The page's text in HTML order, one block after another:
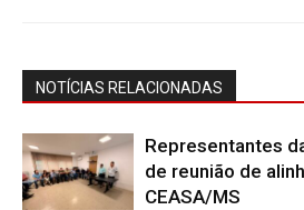
NOTÍCIAS RELACIONADAS
Representantes
de reunião de
CEASA/MS